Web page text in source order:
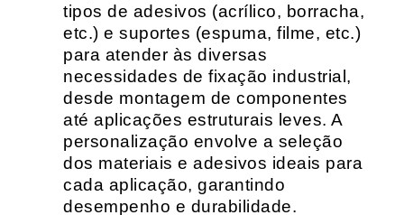
tipos de adesivos (acrílico, borracha,
etc.) e suportes (espuma, filme, etc.)
para atender às diversas
necessidades de fixação industrial,
desde montagem de componentes
até aplicações estruturais leves. A
personalização envolve a seleção
dos materiais e adesivos ideais para
cada aplicação, garantindo
desempenho e durabilidade.